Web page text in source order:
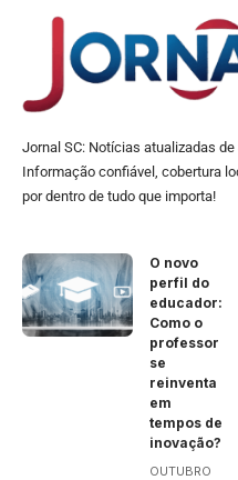
Jornal SC: Notícias atualizadas
Informação confiável, cobertura
por dentro de tudo que importa!
O novo
perfil do
educador:
Como o
professor
se
reinventa
em
tempos de
inovação?
OUTUBRO